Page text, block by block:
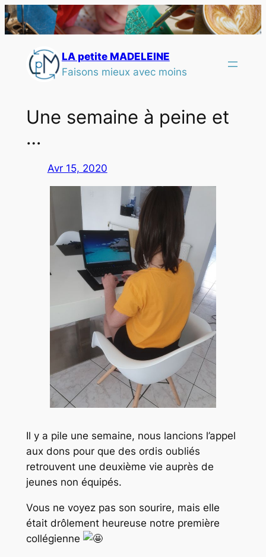
LA petite MADELEINE
Faisons mieux avec moins
Une semaine à peine et
…
Avr 15, 2020
Il y a pile une semaine, nous lancions l’appel
aux dons pour que des ordis oubliés
retrouvent une deuxième vie auprès de
jeunes non équipés.
Vous ne voyez pas son sourire, mais elle
était drôlement heureuse notre première
collégienne